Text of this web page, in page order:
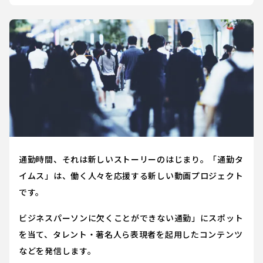
通勤時間、それは新しいストーリーのはじまり。「通勤タ
イムス」は、働く人々を応援する新しい動画プロジェクト
です。
ビジネスパーソンに欠くことができない通勤」にスポット
を当て、タレント・著名人ら表現者を起用したコンテンツ
などを発信します。